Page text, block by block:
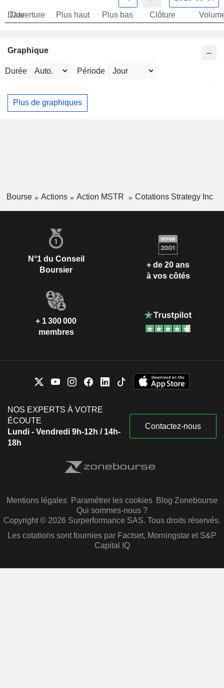
Date
Ouverture Plus haut Plus bas Clôture
Graphique
Durée Période
Plus de graphiques
Bourse Actions Action MSTR Cotations Strategy Inc
N°1 du Conseil
Boursier
+ de 20 ans
à vos côtés
+ 1 300 000
membres
NOS EXPERTS À VOTRE
ÉCOUTE
Lundi - Vendredi 9h-12h / 14h-
18h
Contactez-nous
Mentions légales Paramétrer les cookies Blog Zonebourse
Qui sommes-nous ?
Copyright © 2026 Surperformance SAS. Tous droits réservés.
Les cotations sont fournies par Factset, Morningstar et S&P
Capital IQ